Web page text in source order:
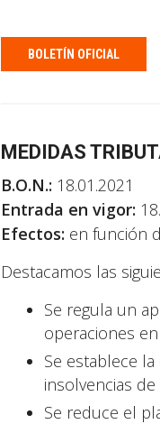
BOLETÍN OFICIAL
MEDIDAS
B.O.N.: 18.01.2021
Entrada en vigor:
Efectos: en función
Destacamos las
Se regula un
operaciones
Se establece
insolvencias
Se reduce el